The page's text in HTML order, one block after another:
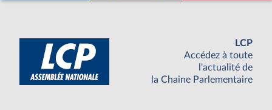
LCP
Accédez à toute
l'actualité de
la Chaine Parlementaire